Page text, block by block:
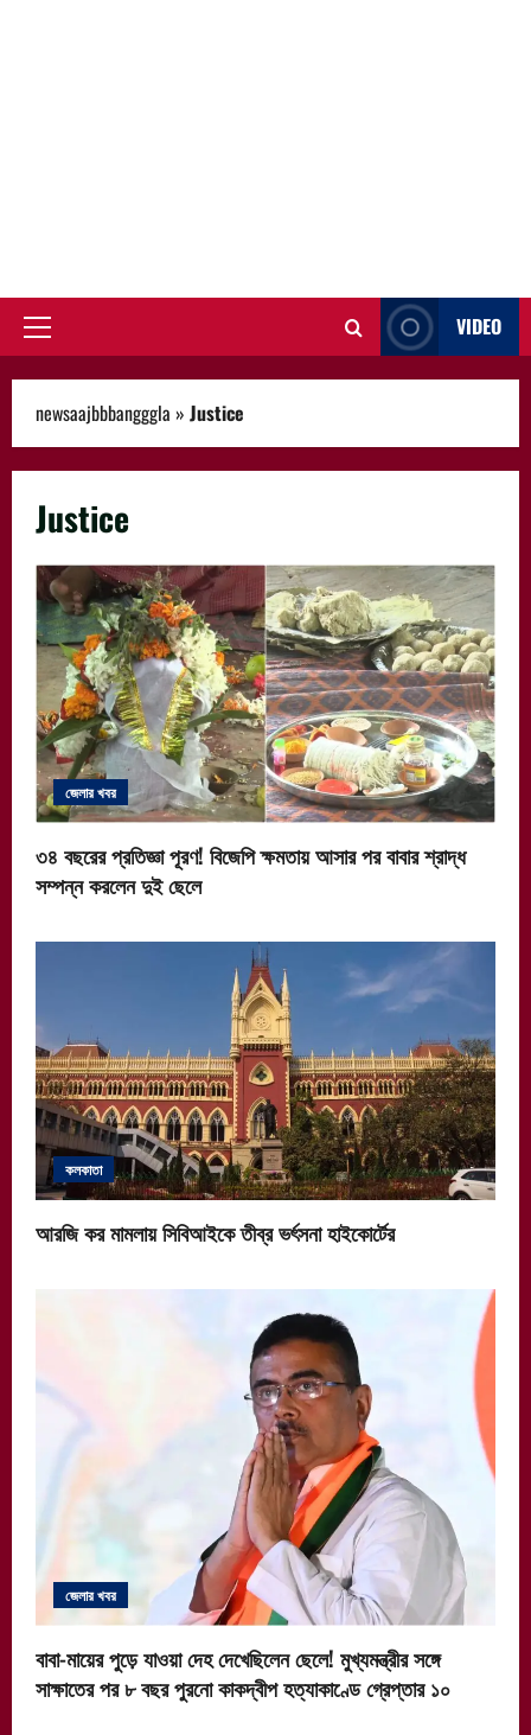
Primary
VIDEO
newsaajbbbangggla » Justice
Justice
জেলার খবর
৩৪ বছরের প্রতিজ্ঞা পূরণ! বিজেপি ক্ষমতায় আসার পর বাবার শ্রাদ্ধ
সম্পন্ন করলেন দুই ছেলে
কলকাতা
আরজি কর মামলায় সিবিআইকে তীব্র ভর্ৎসনা হাইকোর্টের
জেলার খবর
বাবা-মায়ের পুড়ে যাওয়া দেহ দেখেছিলেন ছেলে! মুখ্যমন্ত্রীর সঙ্গে
সাক্ষাতের পর ৮ বছর পুরনো কাকদ্বীপ হত্যাকাণ্ডে গ্রেপ্তার ১০